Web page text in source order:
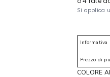
Informativa
Prezzo di
COLORE